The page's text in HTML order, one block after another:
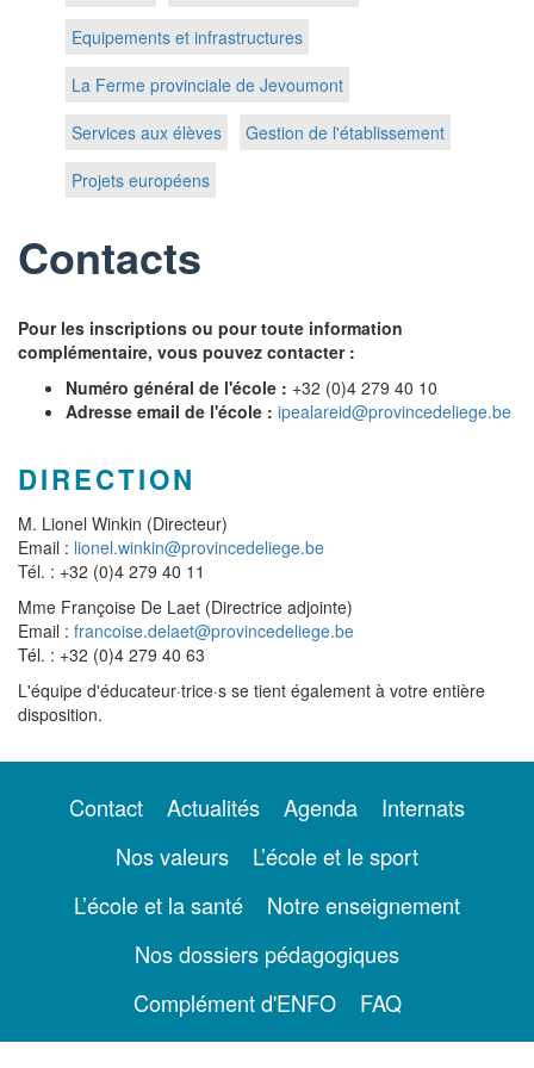
Equipements et infrastructures
La Ferme provinciale de Jevoumont
Services aux élèves
Gestion de l'établissement
Projets européens
Contacts
Pour les inscriptions ou pour toute information
complémentaire, vous pouvez contacter :
Numéro général de l'école : +32 (0)4 279 40 10
Adresse email de l'école : ipealareid@provincedeliege.be
DIRECTION
M. Lionel Winkin (Directeur)
Email : lionel.winkin@provincedeliege.be
Tél. : +32 (0)4 279 40 11
Mme Françoise De Laet (Directrice adjointe)
Email : francoise.delaet@provincedeliege.be
Tél. : +32 (0)4 279 40 63
L'équipe d'éducateur·trice·s se tient également à votre entière
disposition.
Contact Actualités Agenda
Internats
Nos valeurs
L’école et le sport
L’école et la santé
Notre enseignement
Nos dossiers pédagogiques
Complément d'ENFO
FAQ